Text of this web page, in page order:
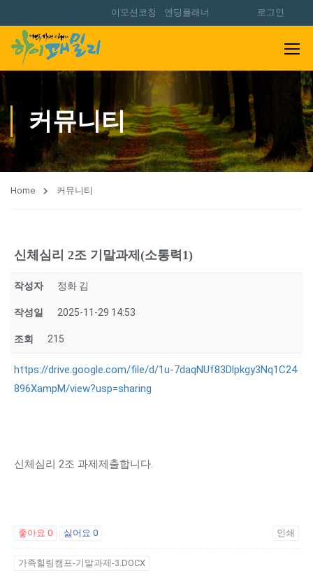
이모션코칭 엔딩플래너 로그인
커뮤니티
Home 커뮤니티
신체심리 2조 기말과제(소통력1)
작성자 정화 김
작성일 2025-11-29 14:53
조회 215
https://drive.google.com/file/d/1u-7daqNUf83Dlpkgy3Nq1C24
896XampM/view?usp=sharing
신체심리 2조 과제제출합니다.
좋아요 0 싫어요 0 인쇄
가족힐링캠프-기말과제-3.DOCX